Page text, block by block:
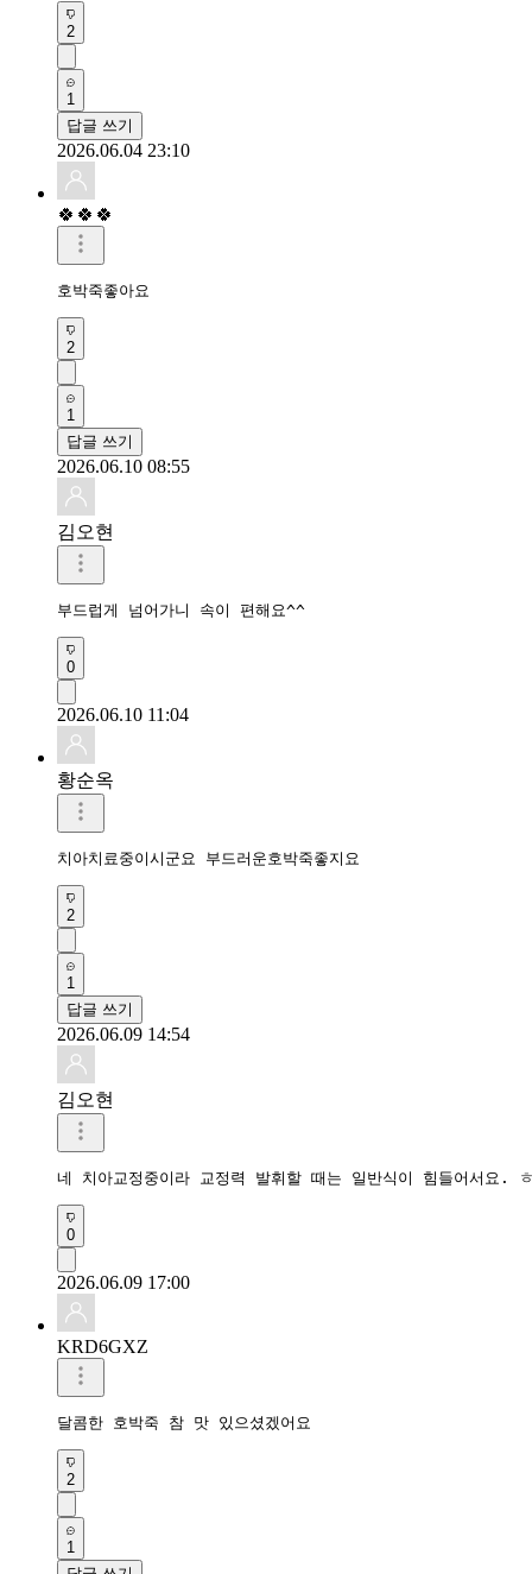
2
1
답글 쓰기
2026.06.04 23:10
🍀🍀🍀
호박죽좋아요
2
1
답글 쓰기
2026.06.10 08:55
김오현
부드럽게 넘어가니 속이 편해요^^
0
2026.06.10 11:04
황순옥
치아치료중이시군요 부드러운호박죽좋지요
2
1
답글 쓰기
2026.06.09 14:54
김오현
네 치아교정중이라 교정력 발휘할 때는 일반식이 힘들어서요.
0
2026.06.09 17:00
KRD6GXZ
달콤한 호박죽 참 맛 있으셨겠어요
2
1